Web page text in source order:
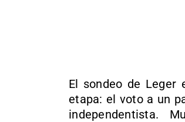
El sondeo de Leger
etapa: el voto a un
independentista.